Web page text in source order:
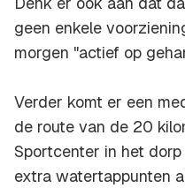
geen enkele
morgen "actief op
Verder komt er een
de route van de 20
Sportcenter in het
extra watertappunten